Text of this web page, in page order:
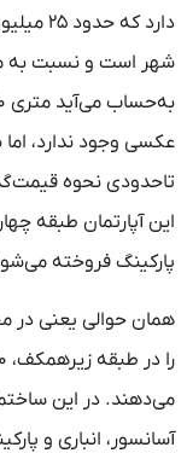
دارد
شهر است و نسبت به
عکسی وجود ندارد،
این آپارتمان طبقه
پارکینگ فروخته
می‌دهند. در این
آسانسور، انباری و